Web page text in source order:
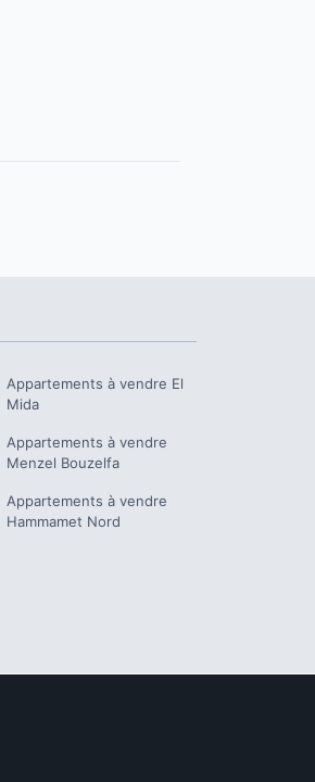
Appartements à vendre El
Mida
Appartements à vendre
Menzel Bouzelfa
Appartements à vendre
Hammamet Nord